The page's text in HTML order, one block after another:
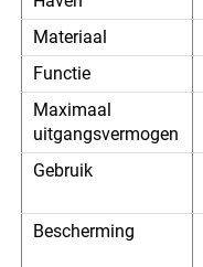
Materiaal
Functie
Maximaal
uitgangsvermogen
Gebruik
Bescherming